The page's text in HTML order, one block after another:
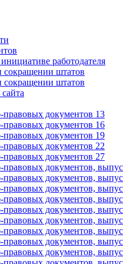
работодателя
сокращении штатов
сокращении штатов
документов 13
документов 16
документов 19
документов 22
документов 27
правовых документов,
правовых документов,
правовых документов,
правовых документов,
правовых документов,
правовых документов,
правовых документов,
правовых документов,
правовых документов,